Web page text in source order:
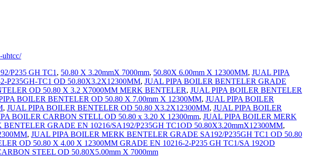
uhtcc/
P235 GH TC1 , 50.80 X 3.20mmX 7000mm, 50.80X 6.00mm X 12300MM, JUAL PIPA
P235GH-TC1 OD 50.80X3.2X12300MM, JUAL PIPA BOILER BENTELER GRADE
OD 50.80 X 3.2 X7000MM MERK BENTELER, JUAL PIPA BOILER BENTELER
BOILER BENTELER OD 50.80 X 7.00mm X 12300MM, JUAL PIPA BOILER
, JUAL PIPA BOILER BENTELER OD 50.80 X3.2X12300MM, JUAL PIPA BOILER
BOILER CARBON STELL OD 50.80 x 3.20 X 12300mm, JUAL PIPA BOILER MERK
GRADE EN 10216/SA192/P235GH TC1OD 50.80X3.20mmX12300MM,
, JUAL PIPA BOILER MERK BENTELER GRADE SA192/P235GH TC1 OD 50.80
OD 50.80 X 4.00 X 12300MM GRADE EN 10216-2-P235 GH TC1/SA 192OD
STEEL OD 50.80X5.00mm X 7000mm